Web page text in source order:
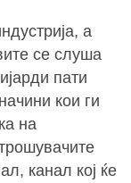
а
се слуша
пати
кои ги
на
канал кој ќе